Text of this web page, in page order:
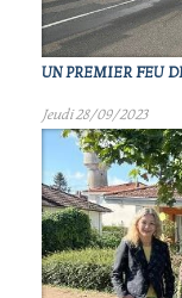
UN PREMIER FEU
Jeudi 28/09/2023